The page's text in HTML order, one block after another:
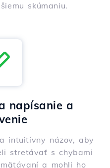
skúmaniu.
napísanie a
intuitívny názov, aby
stretávať s chybami
a mohli ho